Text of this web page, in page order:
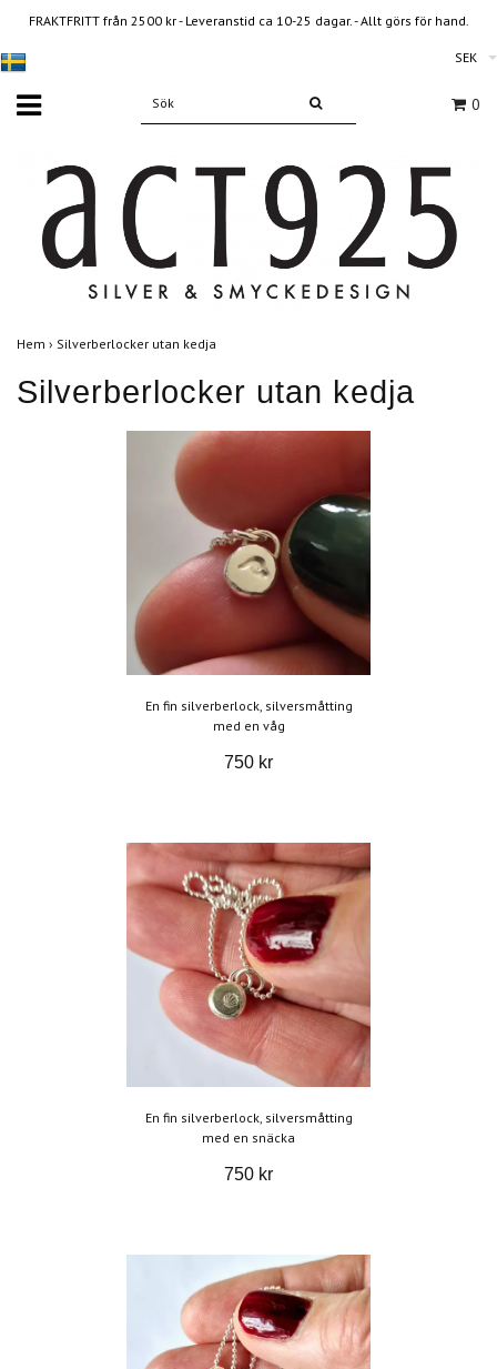
FRAKTFRITT från 2500 kr - Leveranstid ca 10-25 dagar. - Allt görs för hand.
SEK
0
Hem › Silverberlocker utan kedja
Silverberlocker utan kedja
En fin silverberlock, silversmåtting
med en våg
750 kr
En fin silverberlock, silversmåtting
med en snäcka
750 kr